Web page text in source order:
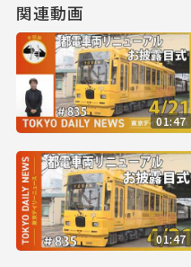
関連動画
01:47
01:47